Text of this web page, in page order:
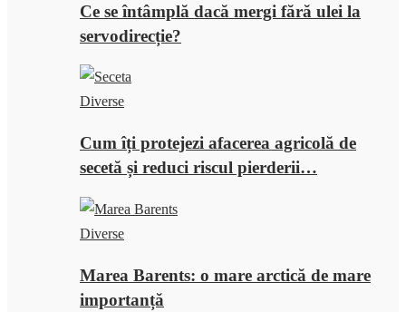
Ce se întâmplă dacă mergi fără ulei la
servodirecție?
Diverse
Cum îți protejezi afacerea agricolă de
secetă și reduci riscul pierderii…
Diverse
Marea Barents: o mare arctică de mare
importanță